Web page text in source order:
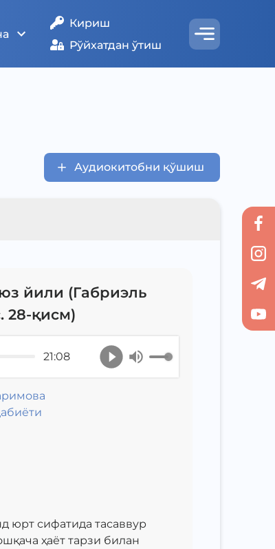
Кириш
Рўйхатдан ўтиш
Аудиокитобни қўшиш
йили (Габриэль
28-қисм)
21:08
юрт сифатида тасаввур
ҳаёт тарзи билан